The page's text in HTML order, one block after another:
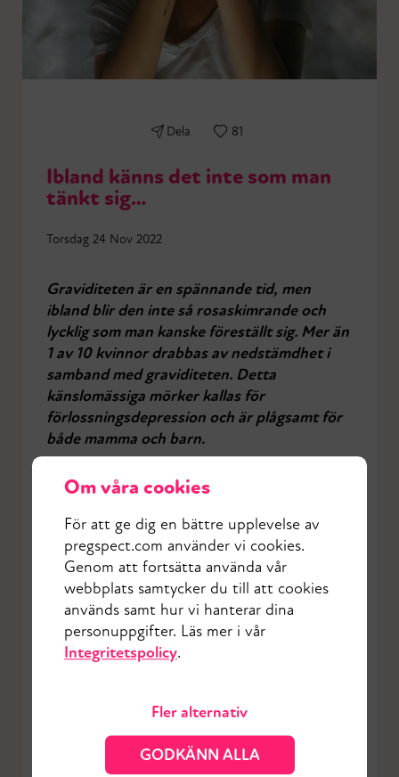
Om våra cookies
För att ge dig en bättre upplevelse av
pregspect.com använder vi cookies.
Genom att fortsätta använda vår
webbplats samtycker du till att cookies
används samt hur vi hanterar dina
personuppgifter. Läs mer i vår
Integritetspolicy.
Fler alternativ
GODKÄNN ALLA
Dela 81
Ibland känns det inte som man
tänkt sig…
Torsdag 24 Nov 2022
Graviditeten är en spännande tid, men
ibland blir den inte så rosaskimrande och
lycklig som man kanske föreställt sig. Mer än
1 av 10 kvinnor drabbas av nedstämdhet i
samband med graviditeten. Detta
känslomässiga mörker kallas för
förlossningsdepression och är plågsamt för
både mamma och barn.
Mom2Bär en forskningsstudie om
förlossningsdepression och för tidig födsel
från Uppsala universitet. Forskarna bakom
studien undersöker möjligheten att använda
data insamlad via en app för att i ett tidigt
drabbas av komplikationer under
graviditeten och efter förlossningen. Det
finns nämligen hjälp att få, och ju förr den
kan sättas in desto bättre!